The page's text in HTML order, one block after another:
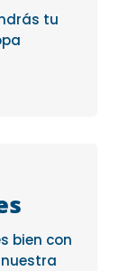
tu
bien con